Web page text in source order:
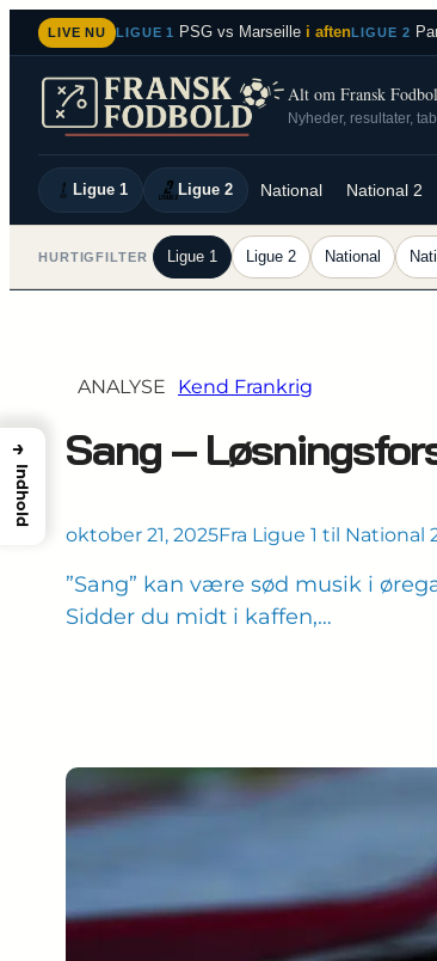
Spring
til
indhold
LIVE NU LIGUE 1 PSG vs Marseille i aftenLIGUE 2
Alt om Fransk
Nyheder, resultater,
Ligue 1 Ligue 2 National National 2
HURTIGFILTER Ligue 1 Ligue 2 National
ANALYSE Kend Frankrig
Sang –
oktober 21, 2025Fra Ligue 1 til National
”Sang” kan være sød musik i
Sidder du midt i kaffen,…
→
Indhold